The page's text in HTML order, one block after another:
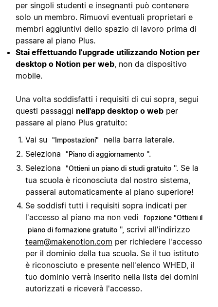
per singoli studenti e insegnanti può contenere
solo un membro. Rimuovi eventuali proprietari e
membri aggiuntivi dello spazio di lavoro prima di
passare al piano Plus.
Stai effettuando l’upgrade utilizzando Notion per
desktop o Notion per web, non da dispositivo
mobile.
Una volta soddisfatti i requisiti di cui sopra, segui
questi passaggi nell'app desktop o web per
passare al piano Plus gratuito:
Vai su
"Impostazioni"
nella barra laterale.
Seleziona
"Piano di aggiornamento ".
Seleziona
"Ottieni un piano di studi gratuito ". Se la
tua scuola è riconosciuta dal nostro sistema,
passerai automaticamente al piano superiore!
Se soddisfi tutti i requisiti sopra indicati per
l'accesso al piano ma non vedi
l'opzione "Ottieni il
piano di formazione gratuito ", scrivi all'indirizzo
team@makenotion.com per richiedere l'accesso
per il dominio della tua scuola. Se il tuo istituto
è riconosciuto e presente nell'elenco WHED, il
tuo dominio verrà inserito nella lista dei domini
autorizzati e riceverà l'accesso.